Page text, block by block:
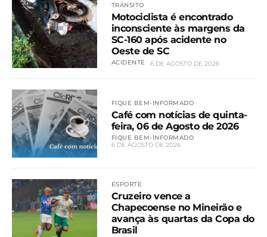
TRÂNSITO
Motociclista é encontrado
inconsciente às margens da
SC-160 após acidente no
Oeste de SC
ACIDENTE 6 DE AGOSTO DE 2026
FIQUE BEM-INFORMADO
Café com notícias de quinta-
feira, 06 de Agosto de 2026
FIQUE BEM-INFORMADO
6 DE AGOSTO DE 2026
ESPORTE
Cruzeiro vence a
Chapecoense no Mineirão e
avança às quartas da Copa do
Brasil